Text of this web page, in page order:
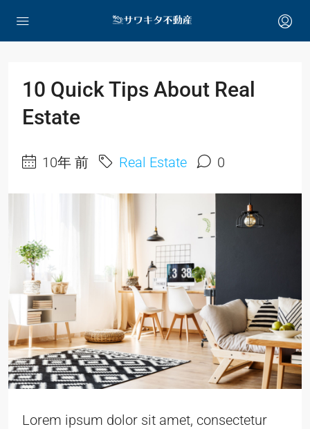
10 Quick Tips About Real
Estate
10年 前 Real Estate 0
Lorem ipsum dolor sit amet, consectetur